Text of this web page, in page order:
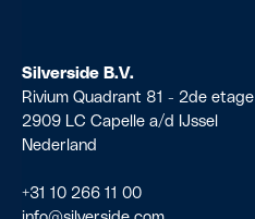
Silverside B.V.
Rivium Quadrant 81 - 2de etage
2909 LC Capelle a/d IJssel
Nederland
+31 10 266 11 00